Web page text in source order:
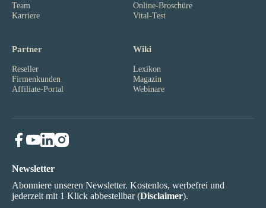
Team
Karriere
Online-Broschüre
Vital-Test
Partner
Reseller
Firmenkunden
Affiliate-Portal
Wiki
Lexikon
Magazin
Webinare
Newsletter
Abonniere unseren Newsletter. Kostenlos, werbefrei und
jederzeit mit 1 Klick abbestellbar (Disclaimer).